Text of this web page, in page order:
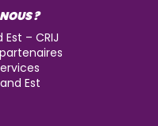
?
– CRIJ
Est